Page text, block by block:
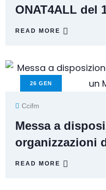
ONAT4ALL del
READ MORE
26 GEN
Ccifm
Messa a
organizzazioni
READ MORE